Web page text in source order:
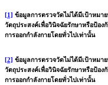
[1] ข้อมูลการตรวจวัดไม่ได้มีเป้าหมา
วัตถุประสงค์เพื่อวินิจฉัยรักษาหรือป้อ
การออกกำลังกายโดยทั่วไปเท่านั้น
[2] ข้อมูลการตรวจวัดไม่ได้มีเป้าหมา
วัตถุประสงค์เพื่อวินิจฉัยรักษาหรือป้อ
การออกกำลังกายโดยทั่วไปเท่านั้น